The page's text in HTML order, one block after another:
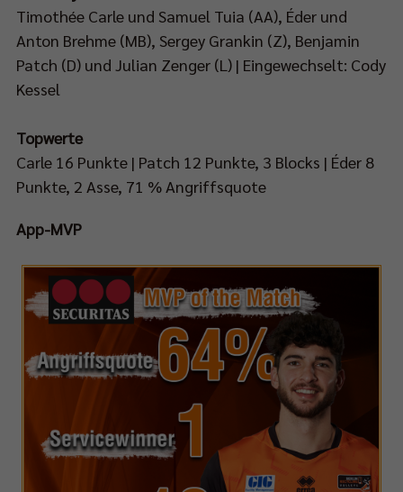
Timothée Carle und Samuel Tuia (AA), Éder und
Anton Brehme (MB), Sergey Grankin (Z), Benjamin
Patch (D) und Julian Zenger (L) | Eingewechselt: Cody
Kessel
Topwerte
Carle 16 Punkte | Patch 12 Punkte, 3 Blocks | Éder 8
Punkte, 2 Asse, 71 % Angriffsquote
App-MVP